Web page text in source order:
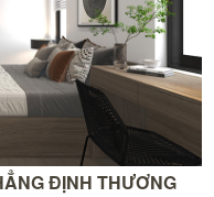
ĐỊNH THƯƠNG